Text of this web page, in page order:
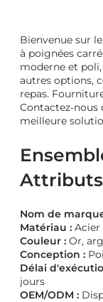
Bienvenue sur
à poignées
moderne et
autres options,
repas.
Contactez-nous
meilleure
Nom de
Matériau : Acier
Couleur : Or,
Conception :
Délai
jours
OEM/ODM :